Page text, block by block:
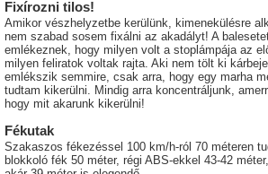
Fixírozni tilos!
Amikor vészhelyzetbe kerülünk, kimenekülésre
nem szabad sosem fixálni az akadályt! A
emlékeznek, hogy milyen volt a stoplámpája az
milyen feliratok voltak rajta. Aki nem tölt ki
emlékszik semmire, csak arra, hogy egy marha
tudtam kikerülni. Mindig arra koncentráljunk,
hogy mit akarunk kikerülni!
Fékutak
Szakaszos fékezéssel 100 km/h-ról 70 méteren
blokkoló fék 50 méter, régi ABS-ekkel 43-42